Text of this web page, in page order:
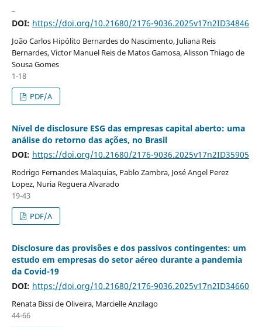
DOI: https://doi.org/10.21680/2176-9036.2025v17n2ID34846
João Carlos Hipólito Bernardes do Nascimento, Juliana Reis
Bernardes, Victor Manuel Reis de Matos Gamosa, Alisson Thiago de
Sousa Gomes
1-18
PDF/A
Nível de disclosure ESG das empresas capital aberto: uma
análise do retorno das ações, no Brasil
DOI: https://doi.org/10.21680/2176-9036.2025v17n2ID35905
Rodrigo Fernandes Malaquias, Pablo Zambra, José Angel Perez
Lopez, Nuria Reguera Alvarado
19-43
PDF/A
Disclosure das provisões e dos passivos contingentes: um
estudo em empresas do setor aéreo durante a pandemia
da Covid-19
DOI: https://doi.org/10.21680/2176-9036.2025v17n2ID34660
Renata Bissi de Oliveira, Marcielle Anzilago
44-66